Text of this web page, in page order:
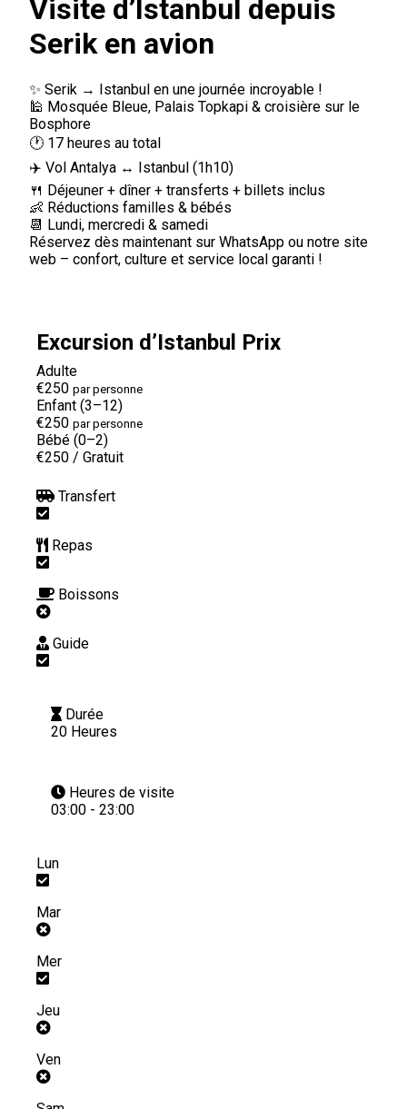
Visite d’Istanbul depuis
Serik en avion
✨ Serik → Istanbul en une journée incroyable !
🕌 Mosquée Bleue, Palais Topkapi & croisière sur le
Bosphore
🕐 17 heures au total
✈️ Vol Antalya ↔ Istanbul (1h10)
🍴 Déjeuner + dîner + transferts + billets inclus
👶 Réductions familles & bébés
📆 Lundi, mercredi & samedi
Réservez dès maintenant sur WhatsApp ou notre site
web – confort, culture et service local garanti !
Excursion d’Istanbul Prix
Adulte
€250 par personne
Enfant (3–12)
€250 par personne
Bébé (0–2)
€250 / Gratuit
Transfert
Repas
Boissons
Guide
Durée
20 Heures
Heures de visite
03:00 - 23:00
Lun
Mar
Mer
Jeu
Ven